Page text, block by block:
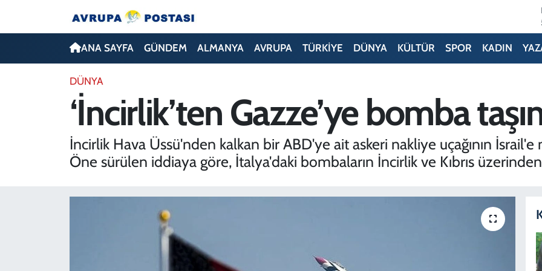
ANA SAYFA GÜNDEM ALMANYA AVRUPA TÜRKİYE DÜNYA KÜLTÜR SPOR KADIN
DÜNYA
‘İncirlik’ten Gazze’ye bomba
İncirlik Hava Üssü'nden kalkan bir ABD'ye ait askeri nakliye uçağının İsrail'e
Öne sürülen iddiaya göre, İtalya'daki bombaların İncirlik ve Kıbrıs üzerinden
ANA SAYFA
GÜNDEM
ALMANYA
AVRUPA
TÜRKİYE
Nöbetçi Eczaneler
Hava Durumu
İstanbul Namaz Vakitleri
Trafik Durumu
Avrupa Ligi Puan Durumu ve Fikstür
Tüm Manşetler